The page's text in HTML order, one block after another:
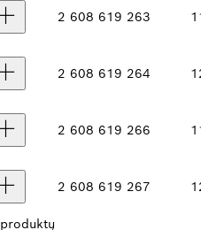
2 608 619 263
2 608 619 264
2 608 619 266
2 608 619 267
produktų